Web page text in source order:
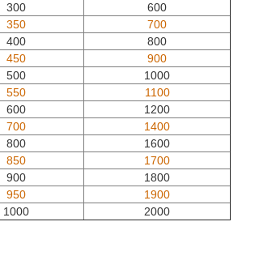
300
600
350
700
400
800
450
900
500
1000
550
1100
600
1200
700
1400
800
1600
850
1700
900
1800
950
1900
1000 2000